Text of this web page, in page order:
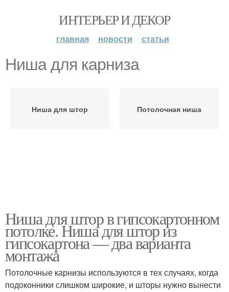
ИНТЕРЬЕР И ДЕКОР
главная новости статьи
Ниша для карниза
Ниша для штор Потолочная ниша
Ниша для штор в гипсокартонном
потолке. Ниша для штор из
гипсокартона — два варианта
монтажа
Потолочные карнизы используются в тех случаях, когда
подоконники слишком широкие, и шторы нужно вынести